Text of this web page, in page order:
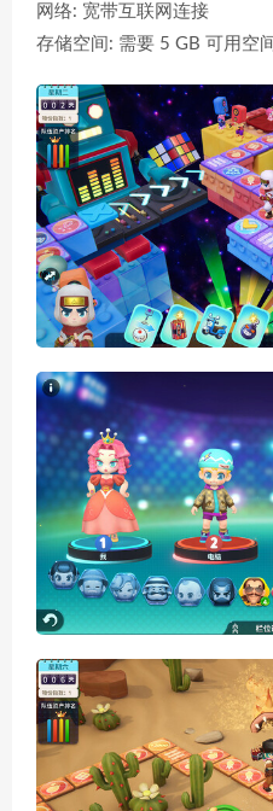
网络: 宽带互联网连接
存储空间: 需要 5 GB 可用空间